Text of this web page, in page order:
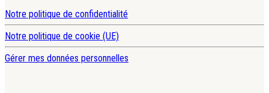
Notre politique de confidentialité
Notre politique de cookie (UE)
Gérer mes données personnelles